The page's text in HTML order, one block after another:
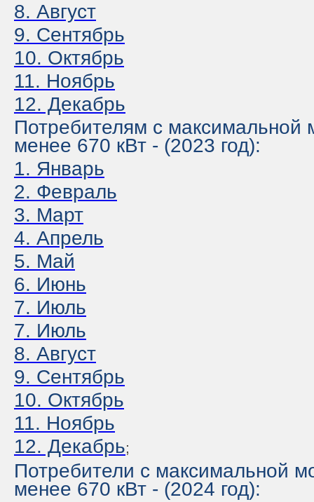
8. Август
9. Сентябрь
10. Октябрь
11. Ноябрь
12. Декабрь
Потребителям с максимальной
менее 670 кВт - (2023 год):
1. Январь
2. Февраль
3. Март
4. Апрель
5. Май
6. Июнь
7. Июль
7. Июль
8. Август
9. Сентябрь
10. Октябрь
11. Ноябрь
12. Декабрь;
Потребители с максимальной
менее 670 кВт - (2024 год):